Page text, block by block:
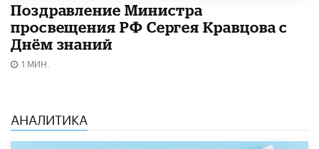
Поздравление Министра
просвещения РФ Сергея Кравцова с
Днём знаний
1 МИН.
АНАЛИТИКА